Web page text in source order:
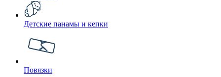
Детские панамы и кепки
Повязки